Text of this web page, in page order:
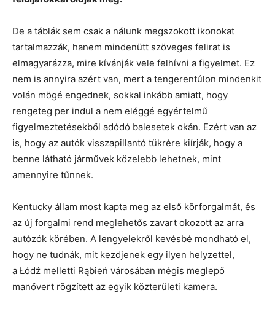
De a táblák sem csak a nálunk megszokott ikonokat
tartalmazzák, hanem mindenütt szöveges felirat is
elmagyarázza, mire kívánják vele felhívni a figyelmet. Ez
nem is annyira azért van, mert a tengerentúlon mindenkit
volán mögé engednek, sokkal inkább amiatt, hogy
rengeteg per indul a nem eléggé egyértelmű
figyelmeztetésekből adódó balesetek okán. Ezért van az
is, hogy az autók visszapillantó tükrére kiírják, hogy a
benne látható járművek közelebb lehetnek, mint
amennyire tűnnek.
Kentucky állam most kapta meg az első körforgalmát, és
az új forgalmi rend meglehetős zavart okozott az arra
autózók körében. A lengyelekről kevésbé mondható el,
hogy ne tudnák, mit kezdjenek egy ilyen helyzettel,
a Łódź melletti Rąbień városában mégis meglepő
manővert rögzített az egyik közterületi kamera.